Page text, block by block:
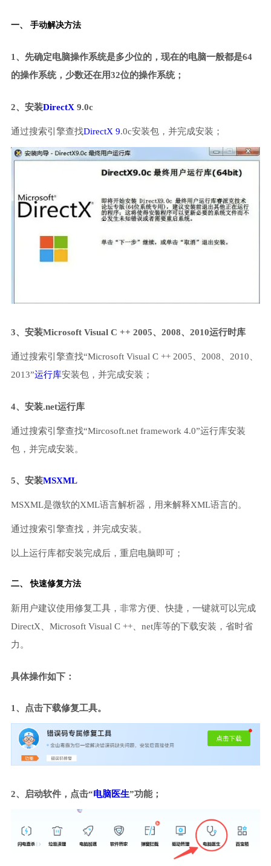
一、 手动解决方法
1、先确定电脑操作系统是多少位的，现在的电脑一般都是64
的操作系统，少数还在用32位的操作系统；
2、安装DirectX 9.0c
通过搜索引擎查找DirectX 9.0c安装包，并完成安装；
3、安装Microsoft Visual C ++ 2005、2008、2010运行时库
通过搜索引擎查找“Microsoft Visual C ++ 2005、2008、2010、
2013”运行库安装包，并完成安装；
4、安装.net运行库
通过搜索引擎查找“Mircosoft.net framework 4.0”运行库安装
包，并完成安装。
5、安装MSXML
MSXML是微软的XML语言解析器，用来解释XML语言的。
通过搜索引擎查找，并完成安装。
以上运行库都安装完成后，重启电脑即可；
二、 快速修复方法
新用户建议使用修复工具，非常方便、快捷，一键就可以完成
DirectX、Microsoft Visual C ++、net库等的下载安装，省时省
力。
具体操作如下：
1、点击下载修复工具。
2、启动软件，点击“电脑医生”功能；